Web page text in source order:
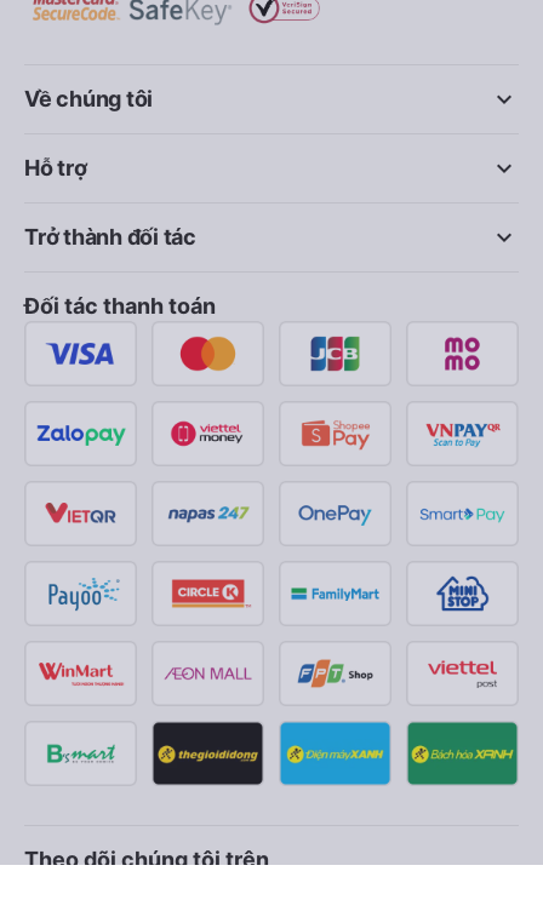
keyboard_arrow_down
Về chúng tôi
keyboard_arrow_down
Hỗ trợ
keyboard_arrow_down
Trở thành đối tác
Đối tác thanh toán
Theo dõi chúng tôi trên